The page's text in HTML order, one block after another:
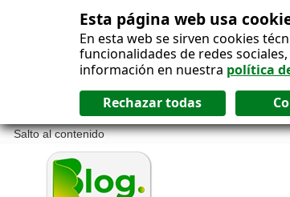
Esta página web usa
En esta web se sirven cookies
funcionalidades de redes
información en nuestra política
Salto al contenido